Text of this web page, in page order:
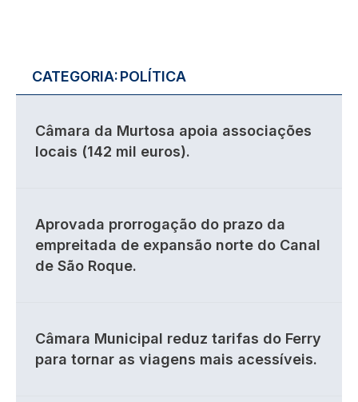
CATEGORIA:POLÍTICA
Câmara da Murtosa apoia associações
locais (142 mil euros).
Aprovada prorrogação do prazo da
empreitada de expansão norte do Canal
de São Roque.
Câmara Municipal reduz tarifas do Ferry
para tornar as viagens mais acessíveis.